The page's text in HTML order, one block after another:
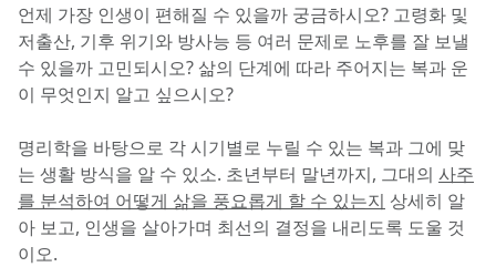
언제 가장 인생이 편해질 수 있을까 궁금하시오? 고령화 및
저출산, 기후 위기와 방사능 등 여러 문제로 노후를 잘 보낼
수 있을까 고민되시오? 삶의 단계에 따라 주어지는 복과 운
이 무엇인지 알고 싶으시오?
명리학을 바탕으로 각 시기별로 누릴 수 있는 복과 그에 맞
는 생활 방식을 알 수 있소. 초년부터 말년까지, 그대의 사주
를 분석하여 어떻게 삶을 풍요롭게 할 수 있는지 상세히 알
아 보고, 인생을 살아가며 최선의 결정을 내리도록 도울 것
이오.